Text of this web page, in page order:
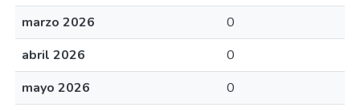
marzo 2026
0
abril 2026
0
mayo 2026
0